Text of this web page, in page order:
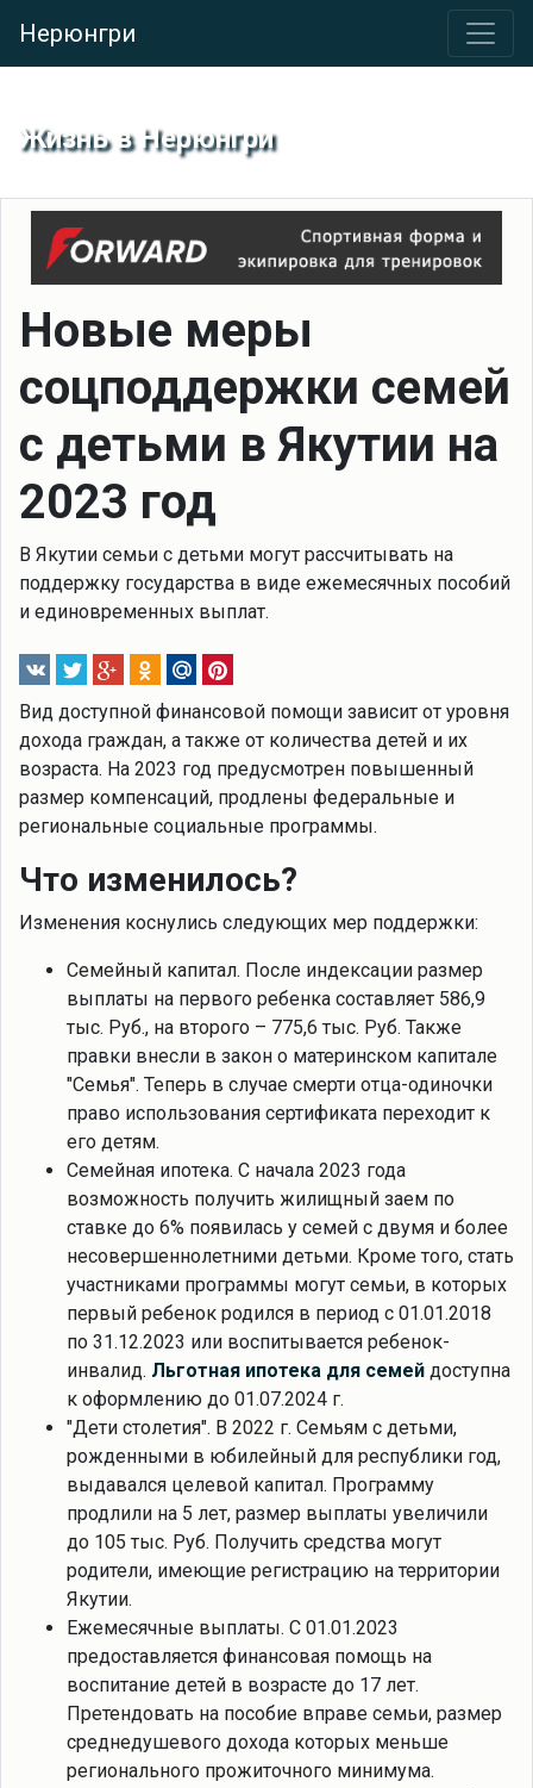
Нерюнгри
Жизнь в Нерюнгри
Новые меры
соцподдержки семей
с детьми в Якутии на
2023 год
В Якутии семьи с детьми могут рассчитывать на
поддержку государства в виде ежемесячных пособий
и единовременных выплат.
Вид доступной финансовой помощи зависит от уровня
дохода граждан, а также от количества детей и их
возраста. На 2023 год предусмотрен повышенный
размер компенсаций, продлены федеральные и
региональные социальные программы.
Что изменилось?
Изменения коснулись следующих мер поддержки:
Семейный капитал. После индексации размер
выплаты на первого ребенка составляет 586,9
тыс. Руб., на второго – 775,6 тыс. Руб. Также
правки внесли в закон о материнском капитале
"Семья". Теперь в случае смерти отца-одиночки
право использования сертификата переходит к
его детям.
Семейная ипотека. С начала 2023 года
возможность получить жилищный заем по
ставке до 6% появилась у семей с двумя и более
несовершеннолетними детьми. Кроме того, стать
участниками программы могут семьи, в которых
первый ребенок родился в период с 01.01.2018
по 31.12.2023 или воспитывается ребенок-
инвалид. Льготная ипотека для семей доступна
к оформлению до 01.07.2024 г.
"Дети столетия". В 2022 г. Семьям с детьми,
рожденными в юбилейный для республики год,
выдавался целевой капитал. Программу
продлили на 5 лет, размер выплаты увеличили
до 105 тыс. Руб. Получить средства могут
родители, имеющие регистрацию на территории
Якутии.
Ежемесячные выплаты. С 01.01.2023
предоставляется финансовая помощь на
воспитание детей в возрасте до 17 лет.
Претендовать на пособие вправе семьи, размер
среднедушевого дохода которых меньше
регионального прожиточного минимума.